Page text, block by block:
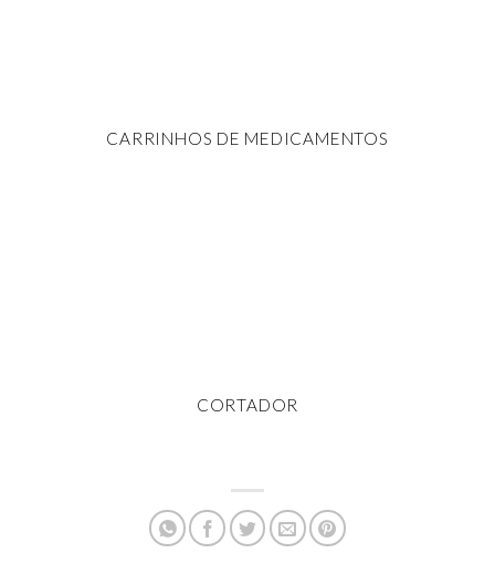
CARRINHOS DE MEDICAMENTOS
CORTADOR